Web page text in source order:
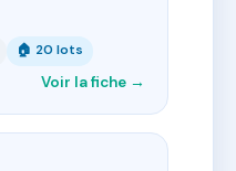
🏠 20 lots
Voir la fiche →